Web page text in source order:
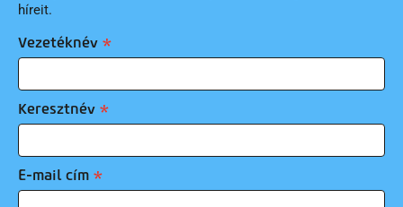
híreit.
Vezetéknév
Keresztnév
E-mail cím